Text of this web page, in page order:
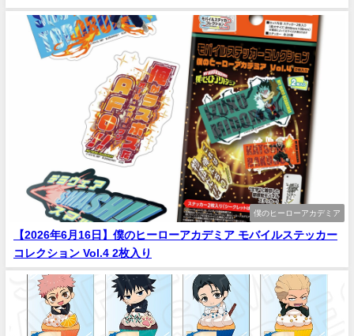
僕のヒーローアカデミア
【2026年6月16日】僕のヒーローアカデミア モバイルステッカー
コレクション Vol.4 2枚入り